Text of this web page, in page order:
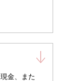
金、また